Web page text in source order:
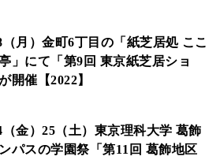
（月）金町6丁目の「紙芝居処 ここ
」にて「第9回 東京紙芝居ショ
開催【2022】
（金）25（土）東京理科大学 葛飾
パスの学園祭「第11回 葛飾地区